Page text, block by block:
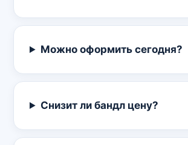
Можно оформить сегодня?
Снизит ли бандл цену?